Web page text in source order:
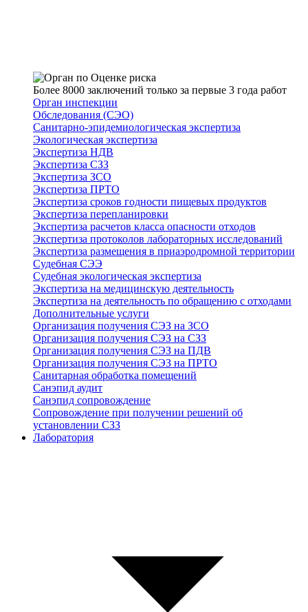
Более 8000 заключений только за первые 3 года работ
Орган инспекции
Обследования (СЭО)
Санитарно-эпидемиологическая экспертиза
Экологическая экспертиза
Экспертиза НДВ
Экспертиза СЗЗ
Экспертиза ЗСО
Экспертиза ПРТО
Экспертиза сроков годности пищевых продуктов
Экспертиза перепланировки
Экспертиза расчетов класса опасности отходов
Экспертиза протоколов лабораторных исследований
Экспертиза размещения в приаэродромной территории
Судебная СЭЭ
Судебная экологическая экспертиза
Экспертиза на медицинскую деятельность
Экспертиза на деятельность по обращению с отходами
Дополнительные услуги
Организация получения СЭЗ на ЗСО
Организация получения СЭЗ на СЗЗ
Организация получения СЭЗ на ПДВ
Организация получения СЭЗ на ПРТО
Санитарная обработка помещений
Санэпид аудит
Санэпид сопровождение
Сопровождение при получении решений об
установлении СЗЗ
Лаборатория